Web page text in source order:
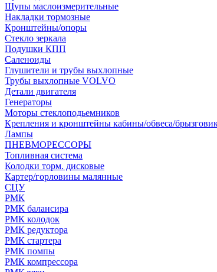
Щупы маслоизмерительные
Накладки тормозные
Кронштейны/опоры
Стекло зеркала
Подушки КПП
Саленоиды
Глушители и трубы выхлопные
Трубы выхлопные VOLVO
Детали двигателя
Генераторы
Моторы стеклоподьемников
Крепления и кронштейны кабины/обвеса/
Лампы
ПНЕВМОРЕССОРЫ
Топливная система
Колодки торм. дисковые
Картер/горловины малянные
СЦУ
РМК
РМК балансира
РМК колодок
РМК редуктора
РМК стартера
РМК помпы
РМК компрессора